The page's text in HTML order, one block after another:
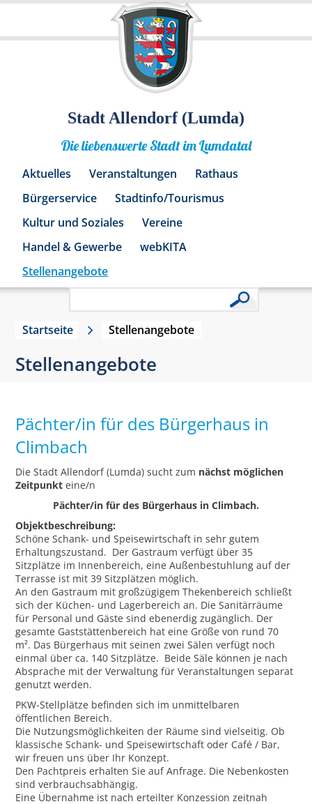
Stadt Allendorf (Lumda)
Die liebenswerte Stadt im Lumdatal
Aktuelles Veranstaltungen
Rathaus
Bürgerservice
Stadtinfo/Tourismus
Kultur und Soziales
Vereine
Handel & Gewerbe
webKITA
Stellenangebote
Startseite Stellenangebote
Stellenangebote
Pächter/in für des Bürgerhaus in
Climbach
Die Stadt Allendorf (Lumda) sucht zum nächst möglichen
Zeitpunkteine/n
Pächter/in für des Bürgerhaus in Climbach.
Objektbeschreibung:
Schöne Schank- und Speisewirtschaft in sehr gutem
Erhaltungszustand. Der Gastraum verfügt über 35
Sitzplätze im Innenbereich, eine Außenbestuhlung auf der
Terrasse ist mit 39 Sitzplätzen möglich.
An den Gastraum mit großzügigem Thekenbereich schließt
sich der Küchen- und Lagerbereich an. Die Sanitärräume
für Personal und Gäste sind ebenerdig zugänglich. Der
gesamte Gaststättenbereich hat eine Größe von rund 70
m². Das Bürgerhaus mit seinen zwei Sälen verfügt noch
einmal über ca. 140 Sitzplätze. Beide Säle können je nach
Absprache mit der Verwaltung für Veranstaltungen separat
genutzt werden.
PKW-Stellplätze befinden sich im unmittelbaren
öffentlichen Bereich.
Die Nutzungsmöglichkeiten der Räume sind vielseitig. Ob
klassische Schank- und Speisewirtschaft oder Café / Bar,
wir freuen uns über Ihr Konzept.
Den Pachtpreis erhalten Sie auf Anfrage. Die Nebenkosten
sind verbrauchsabhängig.
Eine Übernahme ist nach erteilter Konzession zeitnah